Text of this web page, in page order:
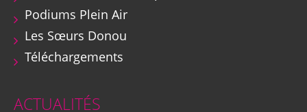
Podiums Plein Air
Les Sœurs Donou
Téléchargements
ACTUALITÉS